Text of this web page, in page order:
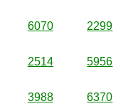
6070 2299
2514 5956
3988 6370